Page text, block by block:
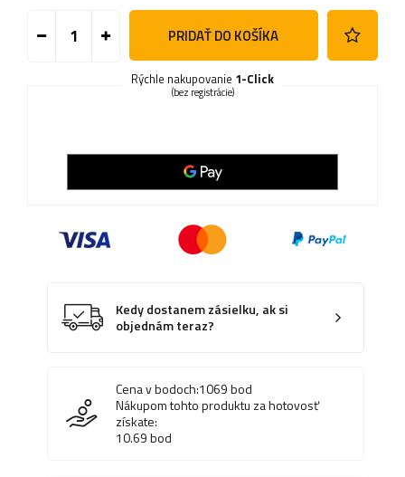
PRIDAŤ DO KOŠÍKA
Rýchle nakupovanie 1-Click
(bez registrácie)
Kedy dostanem zásielku, ak si
objednám teraz?
Cena v bodoch:1069bod
Nákupom tohto produktu za hotovosť
získate:
10.69bod